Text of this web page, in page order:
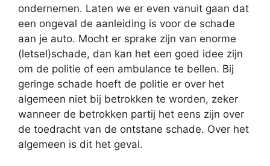
ondernemen. Laten we er even vanuit gaan dat
een ongeval de aanleiding is voor de schade
aan je auto. Mocht er sprake zijn van enorme
(letsel)schade, dan kan het een goed idee zijn
om de politie of een ambulance te bellen. Bij
geringe schade hoeft de politie er over het
algemeen niet bij betrokken te worden, zeker
wanneer de betrokken partij het eens zijn over
de toedracht van de ontstane schade. Over het
algemeen is dit het geval.